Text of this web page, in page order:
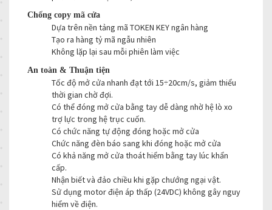
Chống copy mã cửa
Dựa trên nền tảng mã TOKEN KEY ngân hàng
Tạo ra hàng tỷ mã ngẫu nhiên
Không lặp lại sau mỗi phiên làm việc
An toàn & Thuận tiện
Tốc độ mở cửa nhanh đạt tới 15÷20cm/s, giảm thiểu
thời gian chờ đợi.
Có thể đóng mở cửa bằng tay dễ dàng nhờ hệ lò xo
trợ lực trong hệ trục cuốn.
Có chức năng tự động đóng hoặc mở cửa
Chức năng đèn báo sang khi đóng hoặc mở cửa
Có khả năng mở cửa thoát hiểm bằng tay lúc khẩn
cấp.
Nhận biết và đảo chiều khi gặp chướng ngại vật.
Sử dụng motor điện áp thấp (24VDC) không gây nguy
hiểm về điện.